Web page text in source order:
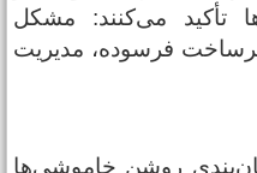
می‌کنند: مشکل
فرسوده، مدیریت
روشن خاموشی‌ها